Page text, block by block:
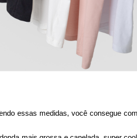
essas medidas, você consegue